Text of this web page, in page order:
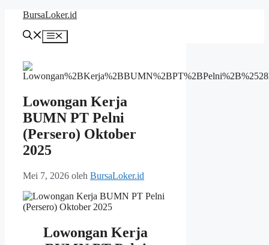
Langsung
BursaLoker.id
Menu
Lowongan Kerja
BUMN PT Pelni
(Persero) Oktober
2025
Mei 7, 2026 oleh BursaLoker.id
Lowongan Kerja